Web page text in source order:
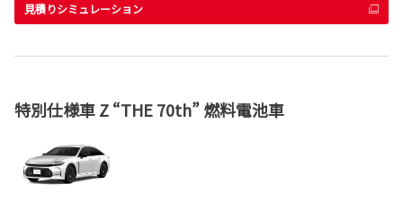
見積りシミュレーション
特別仕様車 Z “THE 70th” 燃料電池車